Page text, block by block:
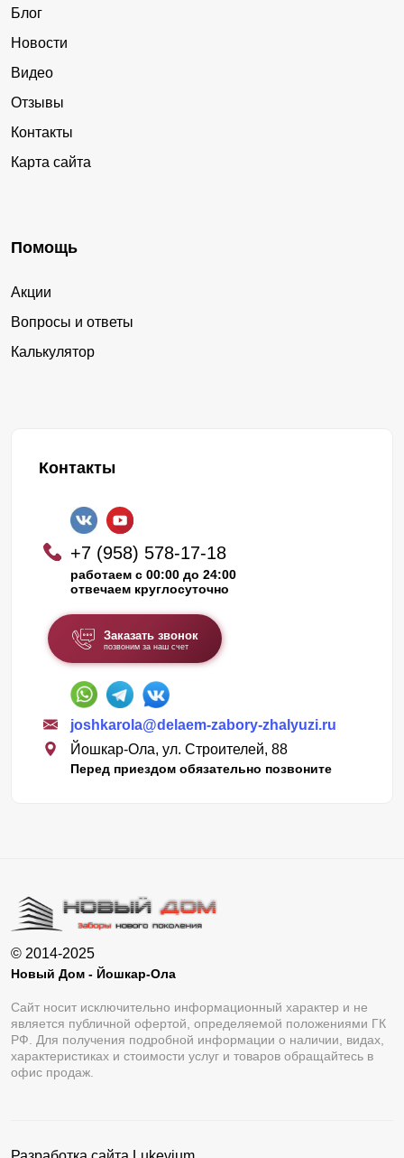
Блог
Новости
Видео
Отзывы
Контакты
Карта сайта
Помощь
Акции
Вопросы и ответы
Калькулятор
Контакты
+7 (958) 578-17-18
работаем с 00:00 до 24:00
отвечаем круглосуточно
Заказать звонок
позвоним за наш счет
joshkarola@delaem-zabory-zhalyuzi.ru
Йошкар-Ола, ул. Строителей, 88
Перед приездом обязательно позвоните
© 2014-2025
Новый Дом - Йошкар-Ола
Сайт носит исключительно информационный характер и не
является публичной офертой, определяемой положениями ГК
РФ. Для получения подробной информации о наличии, видах,
характеристиках и стоимости услуг и товаров обращайтесь в
офис продаж.